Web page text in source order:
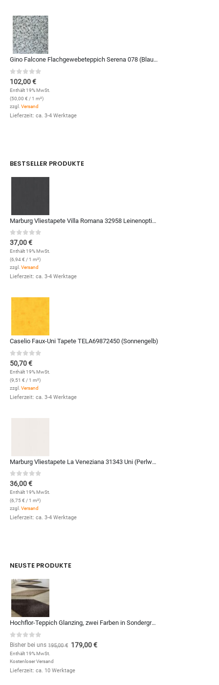
Gino Falcone Flachgewebeteppich Serena 078 (Blau Multi; 120 x 170 cm)
0out of 5
102,00€
Enthält 19% MwSt.
(50,00 € / 1 m²)
zzgl. Versand
Lieferzeit: ca. 3-4 Werktage
BESTSELLER PRODUKTE
Marburg Vliestapete Villa Romana 32958 Leinenoptik (Anthrazit)
0out of 5
37,00€
Enthält 19% MwSt.
(6,94€ / 1 m²)
zzgl. Versand
Lieferzeit: ca. 3-4 Werktage
Caselio Faux-Uni Tapete TELA69872450 (Sonnengelb)
0out of 5
50,70€
Enthält 19% MwSt.
(9,51 € / 1 m²)
zzgl. Versand
Lieferzeit: ca. 3-4 Werktage
Marburg Vliestapete La Veneziana 31343 Uni (Perlweiß)
0out of 5
36,00€
Enthält 19% MwSt.
(6,75€ / 1 m²)
zzgl. Versand
Lieferzeit: ca. 3-4 Werktage
NEUSTE PRODUKTE
Hochflor-Teppich Glanzing, zwei Farben in Sondergrößen und Formen, zum Qm-Preis von (Kopie)
0 out of 5
Bisher bei uns 195,00€ 179,00€
Enthält 19% MwSt.
Kostenloser Versand
Lieferzeit: ca. 10 Werktage